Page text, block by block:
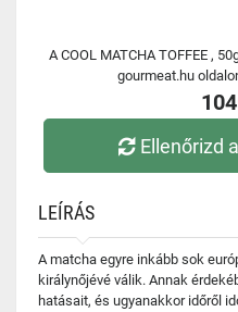
A COOL MATCHA TOFFEE ,
gourmeat.hu
Ellenőrizd
LEÍRÁS
A matcha egyre inkább sok
királynőjévé válik. Annak
hatásait, és ugyanakkor időről